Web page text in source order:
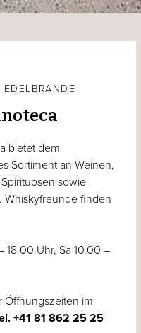
bietet dem
Sortiment an Weinen,
sowie
Whiskyfreunde finden
18.00 Uhr, Sa 10.00 –
Öffnungszeiten im
+41 81 862 25 25